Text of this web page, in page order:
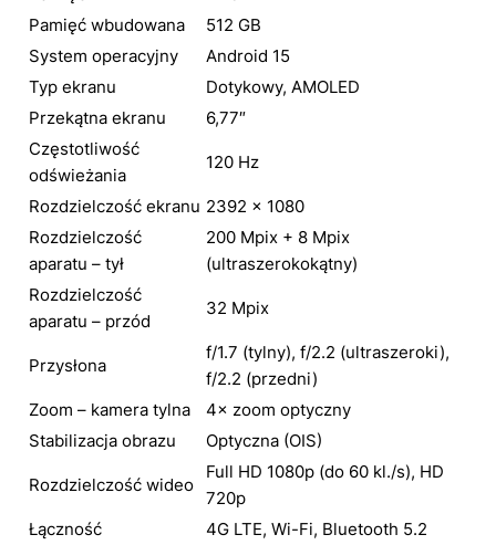
Pamięć wbudowana
512 GB
System operacyjny
Android 15
Typ ekranu
Dotykowy, AMOLED
Przekątna ekranu
6,77″
Częstotliwość
odświeżania
120 Hz
Rozdzielczość ekranu 2392 × 1080
Rozdzielczość
aparatu – tył
200 Mpix + 8 Mpix
(ultraszerokokątny)
Rozdzielczość
aparatu – przód
32 Mpix
Przysłona
f/1.7 (tylny), f/2.2 (ultraszeroki),
f/2.2 (przedni)
Zoom – kamera tylna
4× zoom optyczny
Stabilizacja obrazu
Optyczna (OIS)
Rozdzielczość wideo
Full HD 1080p (do 60 kl./s), HD
720p
Łączność
4G LTE, Wi-Fi, Bluetooth 5.2